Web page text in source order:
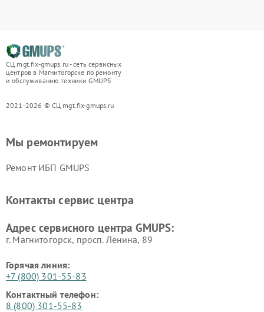
СЦ mgt.fix-gmups.ru - сеть сервисных
центров в Магнитогорске по ремонту
и обслуживанию техники GMUPS
2021-2026 © СЦ mgt.fix-gmups.ru
Мы ремонтируем
Ремонт ИБП GMUPS
Контакты сервис центра
Адрес сервисного центра GMUPS:
г. Магнитогорск, просп. Ленина, 89
Горячая линия:
+7 (800) 301-55-83
Контактный телефон:
8 (800) 301-55-83